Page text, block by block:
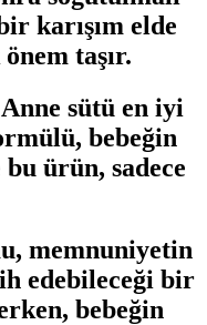
karışım elde
taşır.
sütü en iyi
bebeğin
ürün, sadece
memnuniyetin
edebileceği bir
bebeğin